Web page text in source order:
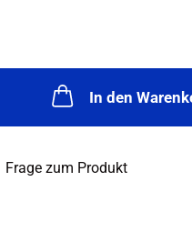
In den
Frage zum Produkt